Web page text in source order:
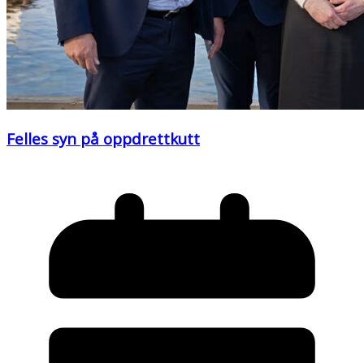
Felles syn på oppdrettkutt